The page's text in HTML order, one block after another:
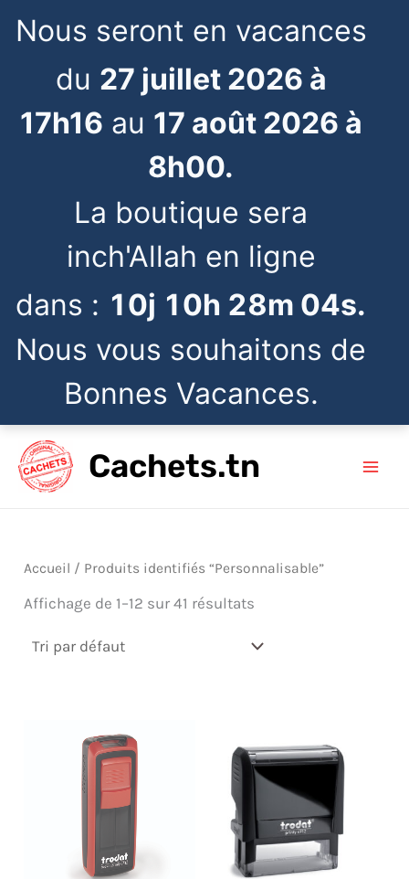
Nous seront en vacances
du 27 juillet 2026 à
17h16 au 17 août 2026 à
8h00.
La boutique sera
inch'Allah en ligne
dans : 10j 10h 28m 03s.
Nous vous souhaitons de
Bonnes Vacances.
contenu
Cachets.tn
Accueil / Produits identifiés “Personnalisable”
Affichage de 1–12 sur 41 résultats